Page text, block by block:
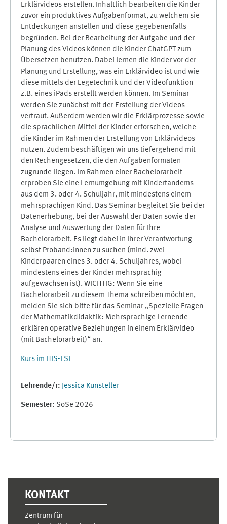
Erklärvideos erstellen. Inhaltlich bearbeiten die Kinder
zuvor ein produktives Aufgabenformat, zu welchem sie
Entdeckungen anstellen und diese gegebenenfalls
begründen. Bei der Bearbeitung der Aufgabe und der
Planung des Videos können die Kinder ChatGPT zum
Übersetzen benutzen. Dabei lernen die Kinder vor der
Planung und Erstellung, was ein Erklärvideo ist und wie
diese mittels der Legetechnik und der Videofunktion
z.B. eines iPads erstellt werden können. Im Seminar
werden Sie zunächst mit der Erstellung der Videos
vertraut. Außerdem werden wir die Erklärprozesse sowie
die sprachlichen Mittel der Kinder erforschen, welche
die Kinder im Rahmen der Erstellung von Erklärvideos
nutzen. Zudem beschäftigen wir uns tiefergehend mit
den Rechengesetzen, die den Aufgabenformaten
zugrunde liegen. Im Rahmen einer Bachelorarbeit
erproben Sie eine Lernumgebung mit Kindertandems
aus dem 3. oder 4. Schuljahr, mit mindestens einem
mehrsprachigen Kind. Das Seminar begleitet Sie bei der
Datenerhebung, bei der Auswahl der Daten sowie der
Analyse und Auswertung der Daten für Ihre
Bachelorarbeit. Es liegt dabei in Ihrer Verantwortung
selbst Proband:innen zu suchen (mind. zwei
Kinderpaaren eines 3. oder 4. Schuljahres, wobei
mindestens eines der Kinder mehrsprachig
aufgewachsen ist). WICHTIG: Wenn Sie eine
Bachelorarbeit zu diesem Thema schreiben möchten,
melden Sie sich bitte für das Seminar „Spezielle Fragen
der Mathematikdidaktik: Mehrsprachige Lernende
erklären operative Beziehungen in einem Erklärvideo
(mit Bachelorarbeit)“ an.
Kurs im HIS-LSF
Lehrende/r: Jessica Kunsteller
Semester: SoSe 2026
KONTAKT
Zentrum für